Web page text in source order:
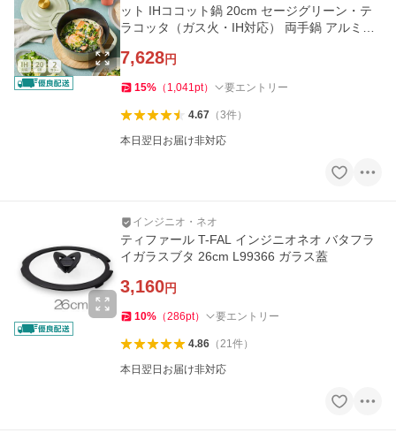
ット IHココット鍋 20cm セージグリーン・テ
ラコッタ（ガス火・IH対応） 両手鍋 アルミキ
7,628円
15% （ 1,041pt） 要エントリー
4.67（3件）
本日翌日お届け非対応
インジニオ・ネオ
ティファール T-FAL インジニオネオ バタフラ
イガラスブタ 26cm L99366 ガラス蓋
3,160円
10% （286pt） 要エントリー
4.86（21件）
本日翌日お届け非対応